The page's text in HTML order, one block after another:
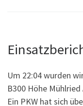
Um 22:04 wurden
B300 Höhe
Ein PKW hat sich